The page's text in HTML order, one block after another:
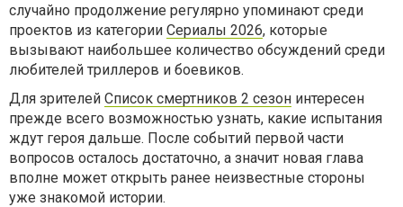
случайно продолжение регулярно упоминают среди
проектов из категории Сериалы 2026, которые
вызывают наибольшее количество обсуждений среди
любителей триллеров и боевиков.
Для зрителей Список смертников 2 сезон интересен
прежде всего возможностью узнать, какие испытания
ждут героя дальше. После событий первой части
вопросов осталось достаточно, а значит новая глава
вполне может открыть ранее неизвестные стороны
уже знакомой истории.